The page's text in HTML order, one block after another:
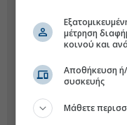
μέτρηση
κοινού και
Αποθήκευση
συσκευής
Μάθετε